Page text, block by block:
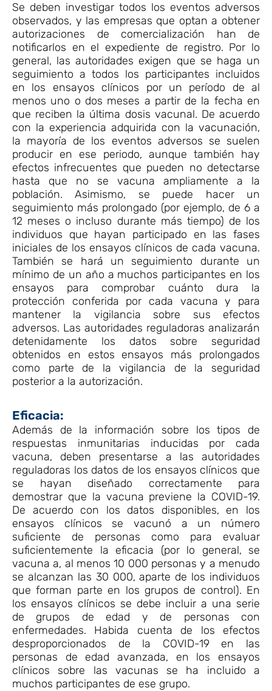
Se deben investigar todos los eventos adversos
observados, y las empresas que optan a obtener
autorizaciones de comercialización han de
notificarlos en el expediente de registro. Por lo
general, las autoridades exigen que se haga un
seguimiento a todos los participantes incluidos
en los ensayos clínicos por un período de al
menos uno o dos meses a partir de la fecha en
que reciben la última dosis vacunal. De acuerdo
con la experiencia adquirida con la vacunación,
la mayoría de los eventos adversos se suelen
producir en ese periodo, aunque también hay
efectos infrecuentes que pueden no detectarse
hasta que no se vacuna ampliamente a la
población. Asimismo, se puede hacer un
seguimiento más prolongado (por ejemplo, de 6 a
12 meses o incluso durante más tiempo) de los
individuos que hayan participado en las fases
iniciales de los ensayos clínicos de cada vacuna.
También se hará un seguimiento durante un
mínimo de un año a muchos participantes en los
ensayos para comprobar cuánto dura la
protección conferida por cada vacuna y para
mantener la vigilancia sobre sus efectos
adversos. Las autoridades reguladoras analizarán
detenidamente los datos sobre seguridad
obtenidos en estos ensayos más prolongados
como parte de la vigilancia de la seguridad
posterior a la autorización.
Eficacia:
Además de la información sobre los tipos de
respuestas inmunitarias inducidas por cada
vacuna, deben presentarse a las autoridades
reguladoras los datos de los ensayos clínicos que
se hayan diseñado correctamente para
demostrar que la vacuna previene la COVID-19.
De acuerdo con los datos disponibles, en los
ensayos clínicos se vacunó a un número
suficiente de personas como para evaluar
suficientemente la eficacia (por lo general, se
vacuna a, al menos 10 000 personas y a menudo
se alcanzan las 30 000, aparte de los individuos
que forman parte en los grupos de control). En
los ensayos clínicos se debe incluir a una serie
de grupos de edad y de personas con
enfermedades. Habida cuenta de los efectos
desproporcionados de la COVID-19 en las
personas de edad avanzada, en los ensayos
clínicos sobre las vacunas se ha incluido a
muchos participantes de ese grupo.